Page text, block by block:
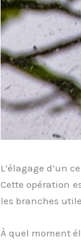
L’élagage d’un
Cette opération
les branches
À quel moment